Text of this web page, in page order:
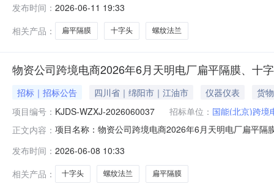
购人采购管理部门负责受理采购投诉。异议接收单位：
发布时间： 2026-06-11 19:33
相关产品：
扁平隔膜 十字头 螺纹法兰
物资公司跨境电商2026年6月天明电厂扁平隔膜、十
招标｜招标公告 四川省｜绵阳市｜江油市 仪器仪表
货物
项目编号： KJDS-WZXJ-2026060037 招标单位： 国能(北京)跨境
正文内容： 项目名称：物资公司跨境电商2026年6月天明电厂扁平
及管道配件-阀门、执行机构的附件及配件;仪器仪表-流
复
发布时间： 2026-06-08 10:33
相关产品：
十字头 螺纹法兰 扁平隔膜